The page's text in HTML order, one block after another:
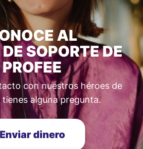
AL
SOPORTE DE
PROFEE
con nuestros héroes de
tienes alguna pregunta.
Enviar dinero